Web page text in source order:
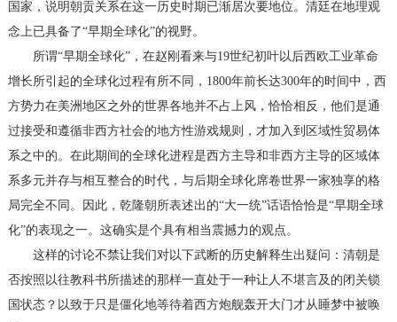
国家，说明朝贡关系在这一历史时期已渐居次要地位。清廷在地理观
念上已具备了“早期全球化”的视野。
所谓“早期全球化”，在赵刚看来与19世纪初叶以后西欧工业革命
增长所引起的全球化过程有所不同，1800年前长达300年的时间中，西
方势力在美洲地区之外的世界各地并不占上风，恰恰相反，他们是通
过接受和遵循非西方社会的地方性游戏规则，才加入到区域性贸易体
系之中的。在此期间的全球化进程是西方主导和非西方主导的区域体
系多元并存与相互整合的时代，与后期全球化席卷世界一家独享的格
局完全不同。因此，乾隆朝所表述出的“大一统”话语恰恰是“早期全球
化”的表现之一。这确实是个具有相当震撼力的观点。
这样的讨论不禁让我们对以下武断的历史解释生出疑问：清朝是
否按照以往教科书所描述的那样一直处于一种让人不堪言及的闭关锁
国状态？以致于只是僵化地等待着西方炮舰轰开大门才从睡梦中被唤